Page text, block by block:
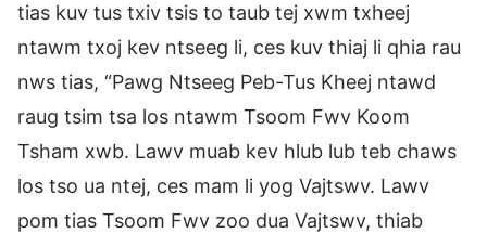
tias kuv tus txiv tsis to taub tej xwm txheej
ntawm txoj kev ntseeg li, ces kuv thiaj li qhia rau
nws tias, “Pawg Ntseeg Peb-Tus Kheej ntawd
raug tsim tsa los ntawm Tsoom Fwv Koom
Tsham xwb. Lawv muab kev hlub lub teb chaws
los tso ua ntej, ces mam li yog Vajtswv. Lawv
pom tias Tsoom Fwv zoo dua Vajtswv, thiab